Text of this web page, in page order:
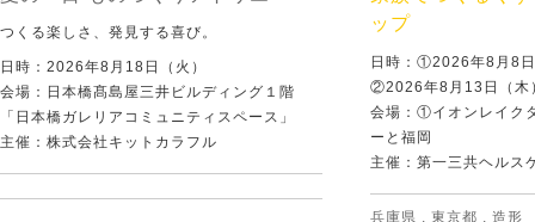
つくる楽しさ、発見する喜び。
日時：2026年8月18日（火）
会場：日本橋髙島屋三井ビルディング１階
「日本橋ガレリアコミュニティスペース」
主催：株式会社キットカラフル
ップ
日時：①2026年8月8
②2026年8月13日（木
会場：①イオンレイ
ーと福岡
主催：第一三共ヘルス
兵庫県 , 東京都 , 造形